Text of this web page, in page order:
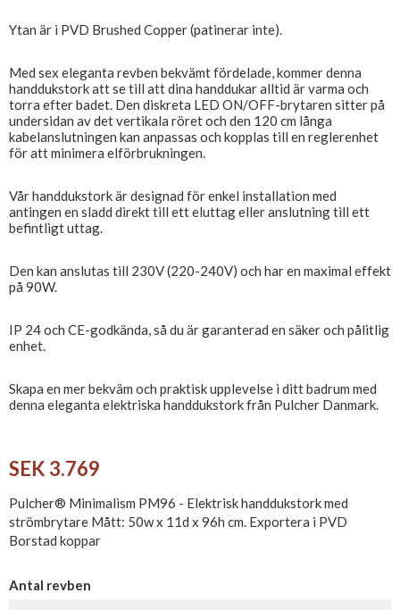
Ytan är i PVD Brushed Copper (patinerar inte).
Med sex eleganta revben bekvämt fördelade, kommer denna
handdukstork att se till att dina handdukar alltid är varma och
torra efter badet. Den diskreta LED ON/OFF-brytaren sitter på
undersidan av det vertikala röret och den 120 cm långa
kabelanslutningen kan anpassas och kopplas till en reglerenhet
för att minimera elförbrukningen.
Vår handdukstork är designad för enkel installation med
antingen en sladd direkt till ett eluttag eller anslutning till ett
befintligt uttag.
Den kan anslutas till 230V (220-240V) och har en maximal effekt
på 90W.
IP 24 och CE-godkända, så du är garanterad en säker och pålitlig
enhet.
Skapa en mer bekväm och praktisk upplevelse i ditt badrum med
denna eleganta elektriska handdukstork från Pulcher Danmark.
SEK 3.769
Pulcher® Minimalism PM96 - Elektrisk handdukstork med
strömbrytare Mått: 50w x 11d x 96h cm. Exportera i PVD
Borstad koppar
Antal revben